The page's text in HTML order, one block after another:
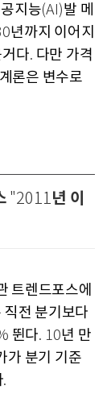
지능(AI)발 메
년까지 이어지
다. 다만 가격
론은 변수로
"2011년 이
트렌드포스에
직전 분기보다
뛴다. 10년 만
가 분기 기준
.